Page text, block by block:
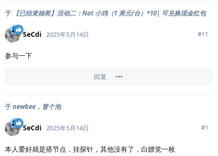
于 【已结束抽奖】活动二：Nat 小鸡（1 美元/台）*10| 可兑换现金红包
SeCdi 2025年5月14日 #11
参与一下
回复
于newbee，冒个泡
SeCdi 2025年5月14日 #1
本人爱好就是搭节点，挂探针，其他没有了，白嫖党一枚